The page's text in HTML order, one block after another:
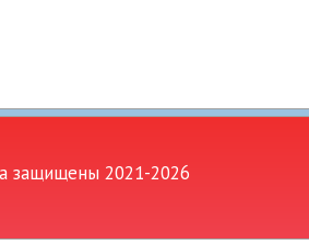
защищены 2021-2026